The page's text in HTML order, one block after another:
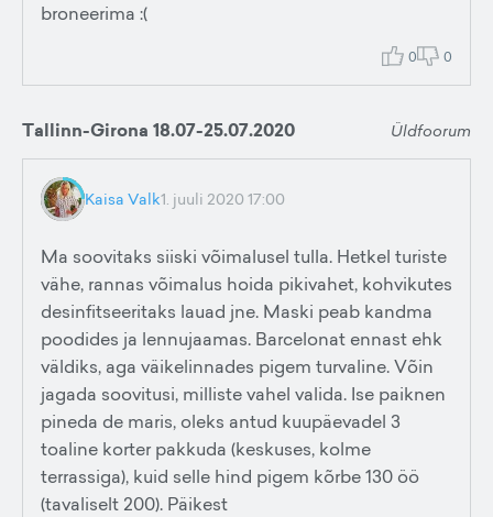
broneerima :(
0 0
Tallinn-Girona 18.07-25.07.2020 Üldfoorum
Kaisa Valk1. juuli 2020 17:00
Ma soovitaks siiski võimalusel tulla. Hetkel turiste
vähe, rannas võimalus hoida pikivahet, kohvikutes
desinfitseeritaks lauad jne. Maski peab kandma
poodides ja lennujaamas. Barcelonat ennast ehk
väldiks, aga väikelinnades pigem turvaline. Võin
jagada soovitusi, milliste vahel valida. Ise paiknen
pineda de maris, oleks antud kuupäevadel 3
toaline korter pakkuda (keskuses, kolme
terrassiga), kuid selle hind pigem kõrbe 130 öö
(tavaliselt 200). Päikest